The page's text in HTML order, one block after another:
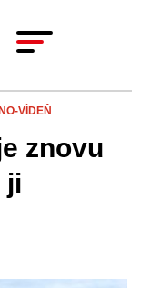
VÍDEŇ
znovu
ji